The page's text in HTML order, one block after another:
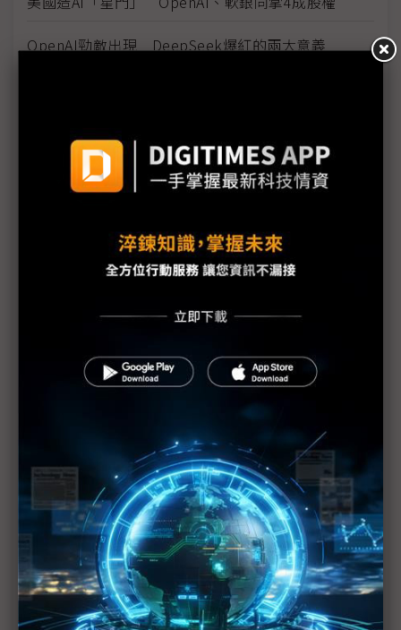
OpenAI勁敵出現 DeepSeek爆紅的兩大意義
Salesforce CEO：微軟遲早不再仰賴OpenAI
美對中貿易逆差居高不下 川普：只求一個公平
與川普新政互別苗頭 歐盟擬推出EV購車獎勵措施
AI新創Mistral CEO：無意出售、目標是IPO計畫
FTC報告成Elon Musk利器 OpenAI籲別用法律戰競
中國AI崛起成隱憂 川普政府砸錢拚領先
為享中國換新補貼 小米、iPhone齊降價
OpenAI的Stargate計畫 遭Elon Musk、Anthropic
潑冷水
思科CEO：中美競逐凸顯資料主權重要性 業界需求
愈趨複雜